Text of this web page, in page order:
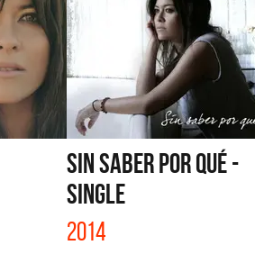
SIN SABER POR QUÉ -
SINGLE
2014